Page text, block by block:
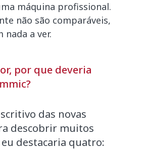
máquina profissional.
não são comparáveis,
nada a ver.
por que deveria
das novas
descobrir muitos
destacaria quatro: